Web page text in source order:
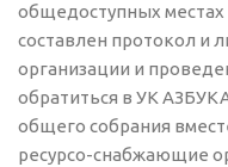
общедоступных
составлен протокол и
организации и
обратиться в УК
общего собрания
ресурсо-снабжающие